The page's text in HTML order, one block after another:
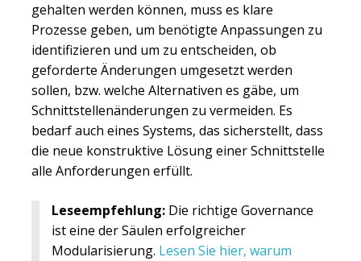
gehalten werden können, muss es klare
Prozesse geben, um benötigte Anpassungen zu
identifizieren und um zu entscheiden, ob
geforderte Änderungen umgesetzt werden
sollen, bzw. welche Alternativen es gäbe, um
Schnittstellenänderungen zu vermeiden. Es
bedarf auch eines Systems, das sicherstellt, dass
die neue konstruktive Lösung einer Schnittstelle
alle Anforderungen erfüllt.
Leseempfehlung: Die richtige Governance
ist eine der Säulen erfolgreicher
Modularisierung. Lesen Sie hier, warum